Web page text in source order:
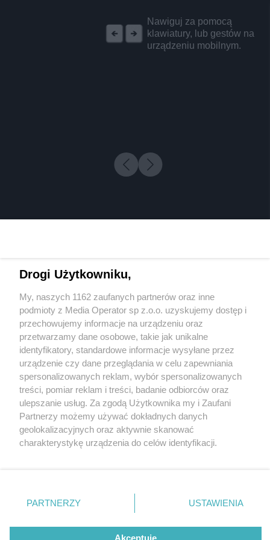
Nawiguj za pomocą
klawiatury, lub gestów na
urządzeniu mobilnym.
2 / 0
Wydawca mediów lokalnych
Nie zapomnij
zapoznać się z:
polityką prywatności regulamin korzystania z portali
Twojemiasto
Piekary Śląskie
Chorzów
Tarnowskie Góry
Gliwice
Skontakuj sięz nami
Kontakt
Wydawca
Redakcja
Drogi Użytkowniku,
My, naszych 1162 zaufanych partnerów oraz inne
podmioty z Media Operator sp z.o.o. uzyskujemy dostęp i
przechowujemy informacje na urządzeniu oraz
przetwarzamy dane osobowe, takie jak unikalne
identyfikatory, standardowe informacje wysyłane przez
urządzenie czy dane przeglądania w celu zapewniania
spersonalizowanych reklam, wybór spersonalizowanych
treści, pomiar reklam i treści, badanie odbiorców oraz
ulepszanie usług. Za zgodą Użytkownika my i Zaufani
Partnerzy możemy używać dokładnych danych
geolokalizacyjnych oraz aktywnie skanować
charakterystykę urządzenia do celów identyfikacji.
zmienić/wycofać klikając przycisk ustawień prywatności
znajdujący się w lewym dolnym rogu strony
rodzaje przetwarzania danych nie wymagają zgody
użytkownika, ale masz prawo sprzeciwić się takiemu
PARTNERZY USTAWIENIA
Akceptuję